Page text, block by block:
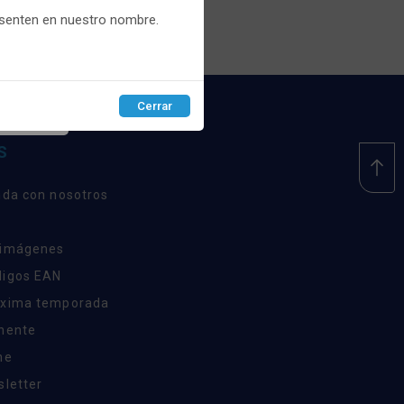
con nosotros
EAN
temporada
en nuestro nombre.
Cerrar